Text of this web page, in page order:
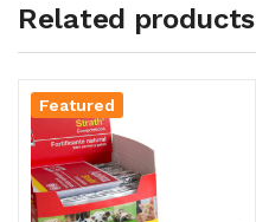
Related products
Featured